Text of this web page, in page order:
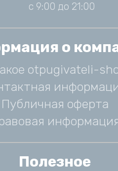
с 9:00 до 21:00
о
otpugivateli-
Публичная оферта
Полезное